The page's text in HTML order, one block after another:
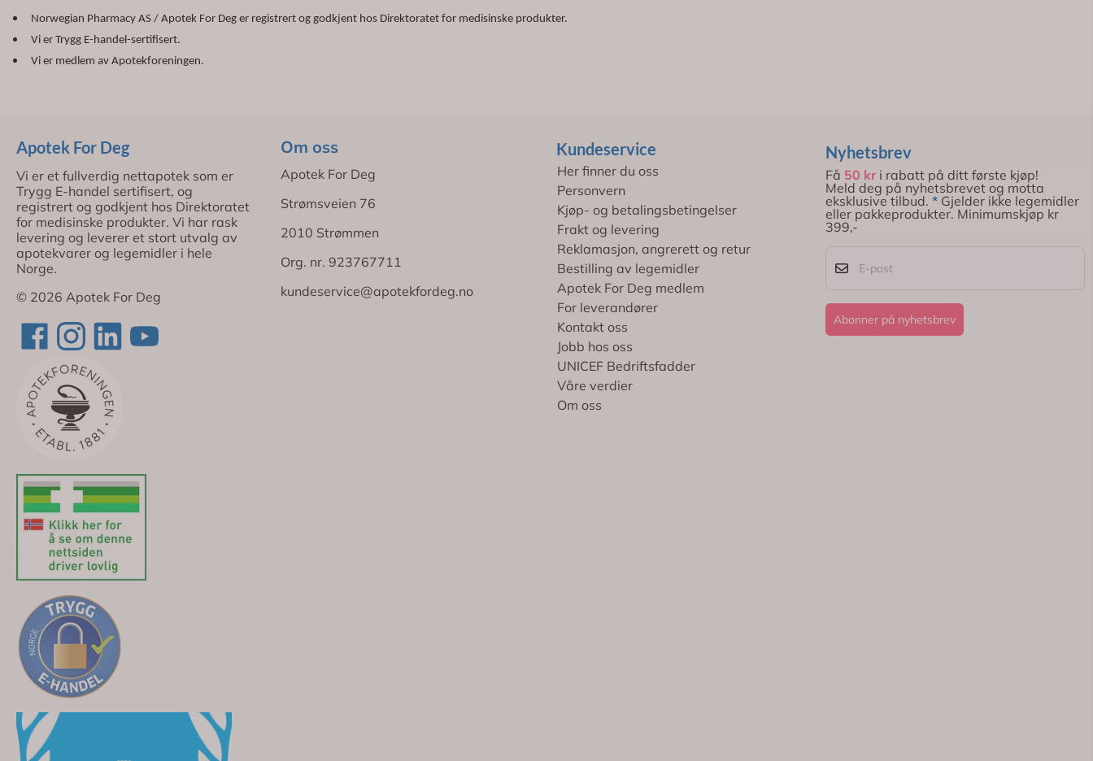
Norwegian Pharmacy AS / Apotek For Deg er registrert og godkjent hos Direktoratet for medisinske produkter.
Vi er Trygg E-handel-sertifisert.
Vi er medlem av Apotekforeningen.
Apotek For Deg
Vi er et fullverdig nettapotek som er
Trygg E-handel sertifisert, og
registrert og godkjent hos Direktoratet
for medisinske produkter. Vi har rask
levering og leverer et stort utvalg av
apotekvarer og legemidler i hele
Norge.
© 2026 Apotek For Deg
Om oss
Apotek For Deg
Strømsveien 76
2010 Strømmen
Org. nr. 923767711
kundeservice@apotekfordeg.no
Kundeservice
Her finner du oss
Personvern
Kjøp- og betalingsbetingelser
Frakt og levering
Reklamasjon, angrerett og retur
Bestilling av legemidler
Apotek For Deg medlem
For leverandører
Kontakt oss
Jobb hos oss
UNICEF Bedriftsfadder
Våre verdier
Om oss
Nyhetsbrev
Få 50 kri rabatt på ditt første kjøp!
Meld deg på nyhetsbrevet og motta
eksklusive tilbud. * Gjelder ikke legemidler
eller pakkeprodukter. Minimumskjøp kr
399,-
Abonner på nyhetsbrev